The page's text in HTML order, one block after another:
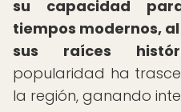
su capacidad
tiempos modernos,
sus raíces
popularidad ha
la región, ganando